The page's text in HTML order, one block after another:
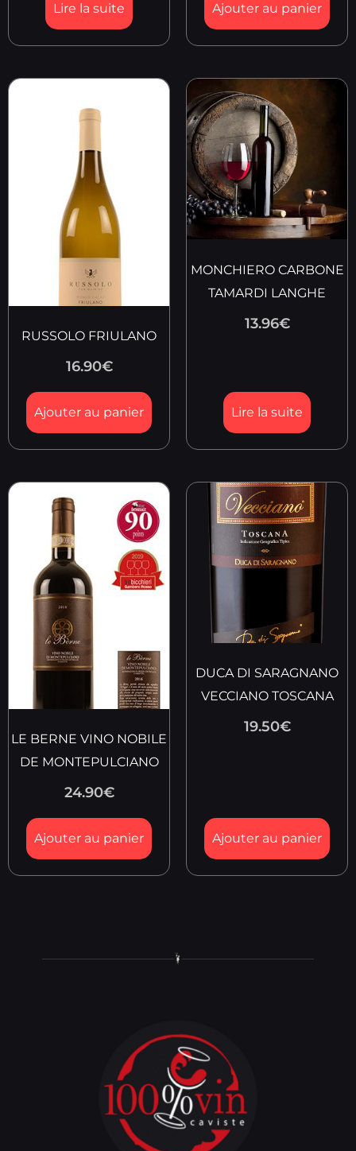
Lire la suite Ajouter au panier
RUSSOLO FRIULANO
16.90€
Ajouter au panier
MONCHIERO CARBONE
TAMARDI LANGHE
13.96€
Lire la suite
LE BERNE VINO NOBILE
DE MONTEPULCIANO
24.90€
Ajouter au panier
DUCA DI SARAGNANO
VECCIANO TOSCANA
19.50€
Ajouter au panier